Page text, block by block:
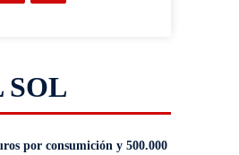
SOL
por consumición y 500.000